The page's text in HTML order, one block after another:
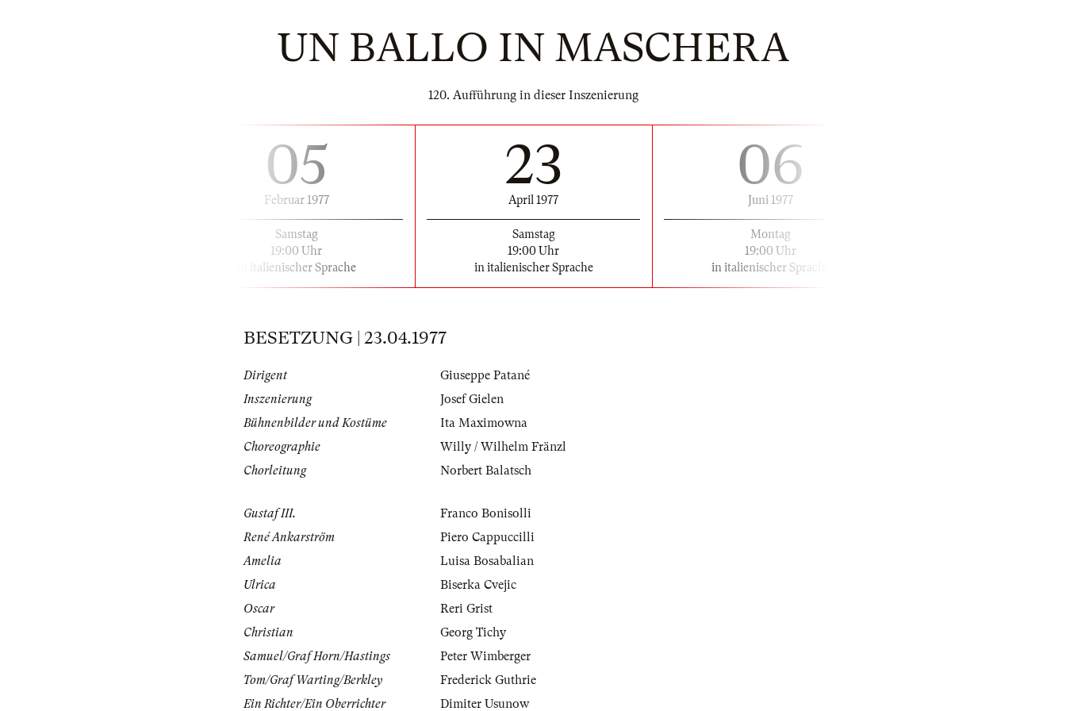
UN BALLO IN MASCHERA
120. Aufführung in dieser Inszenierung
05
Februar 1977
Samstag
19:00 Uhr
in italienischer Sprache
23
April 1977
Samstag
19:00 Uhr
in italienischer Sprache
06
Juni 1977
Montag
19:00 Uhr
in italienischer Sprache
BESETZUNG | 23.04.1977
Dirigent
Giuseppe Patané
Inszenierung
Josef Gielen
Bühnenbilder und Kostüme
Ita Maximowna
Choreographie
Willy / Wilhelm Fränzl
Chorleitung
Norbert Balatsch
Gustaf III.
Franco Bonisolli
René Ankarström
Piero Cappuccilli
Amelia
Luisa Bosabalian
Ulrica
Biserka Cvejic
Oscar
Reri Grist
Christian
Georg Tichy
Samuel/Graf Horn/Hastings
Peter Wimberger
Tom/Graf Warting/Berkley
Frederick Guthrie
Ein Richter/Ein Oberrichter
Dimiter Usunow